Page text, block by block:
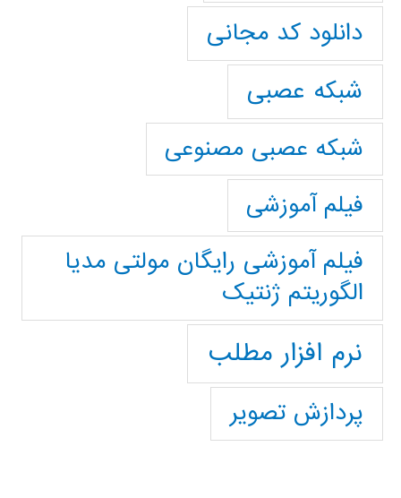
دانلود کد مجانی
شبکه عصبی
شبکه عصبی مصنوعی
فیلم آموزشی
فیلم آموزشی رایگان مولتی مدیا
الگوریتم ژنتیک
نرم افزار مطلب
پردازش تصویر